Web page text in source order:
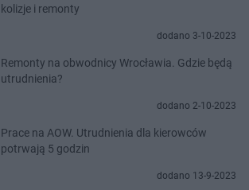
kolizje i remonty
dodano 3-10-2023
Remonty na obwodnicy Wrocławia. Gdzie będą
utrudnienia?
dodano 2-10-2023
Prace na AOW. Utrudnienia dla kierowców
potrwają 5 godzin
dodano 13-9-2023